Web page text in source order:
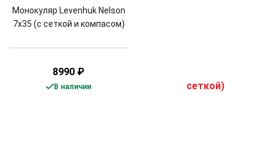
Монокуляр Levenhuk Nelson
7x35 (с сеткой и компасом)
8990 ₽
В наличии